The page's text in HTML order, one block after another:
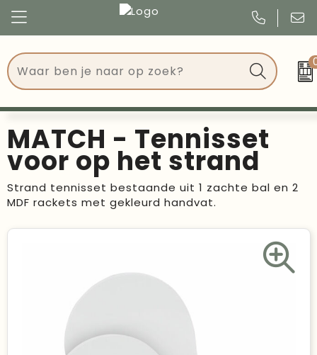
Tassen
Drinkwaren
Events
Give Aways
Kantoorartikelen
Schrijfwaren
Duurzame keuzes
Congres
Events
Kerst
Verjaardagen
Voetbal, EK en WK
MATCH - Tennisset
voor op het strand
Strand tennisset bestaande uit 1 zachte bal en 2
MDF rackets met gekleurd handvat.